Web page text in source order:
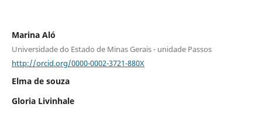
Marina Aló
Universidade do Estado de Minas Gerais - unidade Passos
http://orcid.org/0000-0002-3721-880X
Elma de souza
Gloria Livinhale